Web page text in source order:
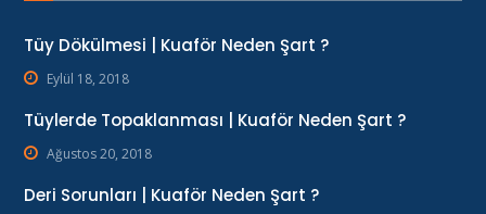
Tüy Dökülmesi | Kuaför Neden Şart ?
Eylül 18, 2018
Tüylerde Topaklanması | Kuaför Neden Şart ?
Ağustos 20, 2018
Deri Sorunları | Kuaför Neden Şart ?